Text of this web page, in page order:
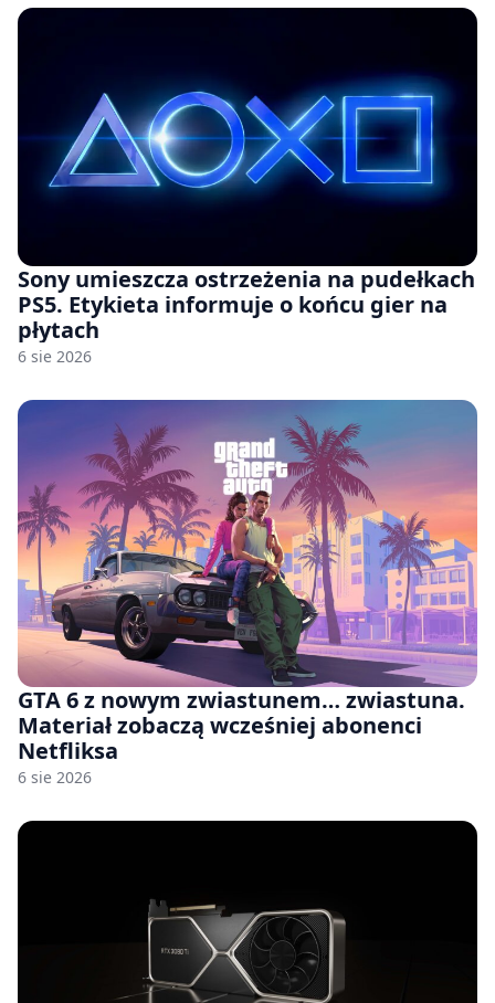
Sony umieszcza ostrzeżenia na pudełkach
PS5. Etykieta informuje o końcu gier na
płytach
6 sie 2026
GTA 6 z nowym zwiastunem… zwiastuna.
Materiał zobaczą wcześniej abonenci
Netfliksa
6 sie 2026